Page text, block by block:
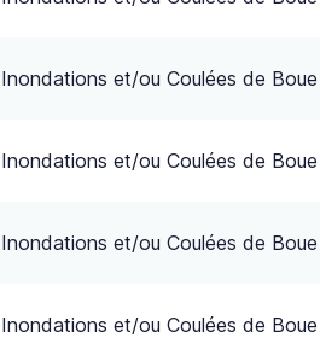
Inondations et/ou Coulées de Boue
Inondations et/ou Coulées de Boue
Inondations et/ou Coulées de Boue
Inondations et/ou Coulées de Boue